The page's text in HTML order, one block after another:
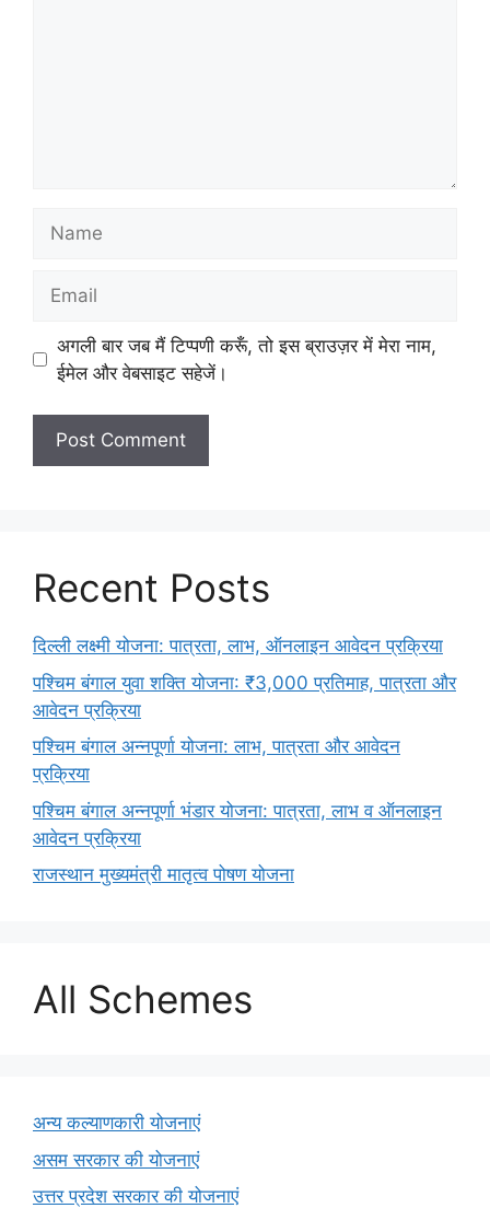
अगली बार जब मैं टिप्पणी करूँ, तो इस ब्राउज़र में मेरा नाम,
ईमेल और वेबसाइट सहेजें।
Recent Posts
दिल्ली लक्ष्मी योजना: पात्रता, लाभ, ऑनलाइन आवेदन प्रक्रिया
पश्चिम बंगाल युवा शक्ति योजना: ₹3,000 प्रतिमाह, पात्रता और
आवेदन प्रक्रिया
पश्चिम बंगाल अन्नपूर्णा योजना: लाभ, पात्रता और आवेदन
प्रक्रिया
पश्चिम बंगाल अन्नपूर्णा भंडार योजना: पात्रता, लाभ व ऑनलाइन
आवेदन प्रक्रिया
राजस्थान मुख्यमंत्री मातृत्व पोषण योजना
All Schemes
अन्य कल्याणकारी योजनाएं
असम सरकार की योजनाएं
उत्तर प्रदेश सरकार की योजनाएं